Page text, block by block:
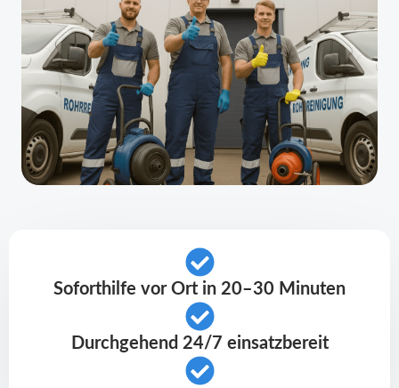
Soforthilfe vor Ort in 20–30 Minuten
Durchgehend 24/7 einsatzbereit